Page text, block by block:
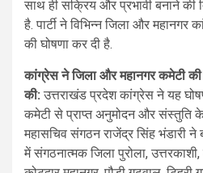
साथ ही सक्रिय और प्रभावी बनाने की
है. पार्टी ने विभिन्न जिला और महानगर
की घोषणा कर दी है.
कांग्रेस ने जिला और महानगर कमेटी की
की: उत्तराखंड प्रदेश कांग्रेस ने यह
कमेटी से प्राप्त अनुमोदन और संस्तुति
महासचिव संगठन राजेंद्र सिंह भंडारी ने
में संगठनात्मक जिला पुरोला, उत्तरकाशी,